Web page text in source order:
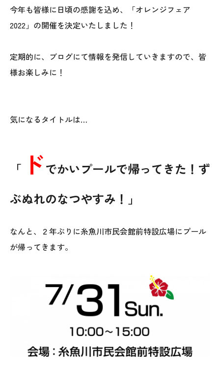
土地･空き家 不動産相談
資料請求
本社
025-552-0456 (本社)
0120-470-456 (フリーダイヤル)
上越店
〒942-0072 新潟県上越市栄町2-11-40 1F
0120-696-711 (フリーダイヤル)
今年も皆様に日頃の感謝を込め、「オレンジフェア
2022」の開催を決定いたしました！
定期的に、ブログにて情報を発信していきますので、皆
様お楽しみに！
気になるタイトルは…
「 ドでかいプールで帰ってきた！ず
ぶぬれのなつやすみ！」
なんと、２年ぶりに糸魚川市民会館前特設広場にプール
が帰ってきます。